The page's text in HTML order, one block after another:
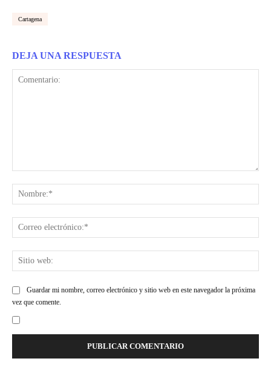
Cartagena
DEJA UNA RESPUESTA
Guardar mi nombre, correo electrónico y sitio web en este navegador la próxima
vez que comente.